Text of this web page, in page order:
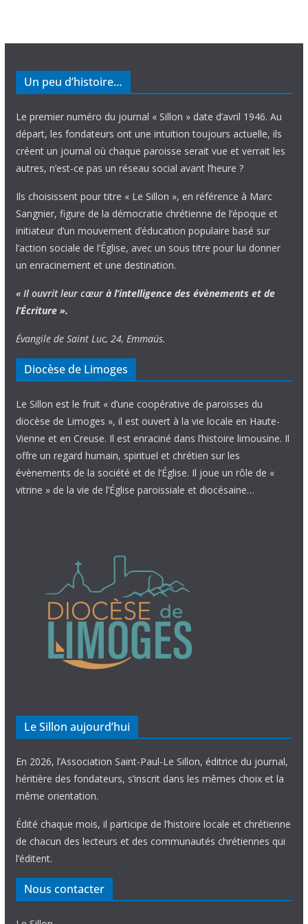
Un peu d’histoire…
Le premier numéro du journal « Sillon » date d’avril 1946. Au
départ, les fondateurs ont une intuition toujours actuelle, ils
créent un journal où chaque paroisse serait vue et verrait les
autres, n’est-ce pas un réseau social avant l’heure ?
Ils choisissent pour titre « Le Sillon », en référence à Marc
Sangnier, figure de la démocratie chrétienne de l’époque et
initiateur d’un mouvement d’éducation populaire basé sur
l’action sociale de l’Église, avec un sous titre pour lui donner
un enracinement et une destination.
« Il ouvrit leur cœur à l’intelligence des évènements et de
l’Écriture ».
Évangile de Saint Luc, 24, Emmaüs.
Diocèse de Limoges
Le Sillon est le fruit « d’une coopérative de paroisses du
diocèse de Limoges », il est ouvert à la vie locale en Haute-
Vienne et en Creuse. Il est enraciné dans l’histoire limousine. Il
offre un regard humain, spirituel et chrétien sur les
évènements de la société et de l’Église. Il joue un rôle de «
vitrine » de la vie de l’Église paroissiale et diocésaine…
Le Sillon aujourd’hui
En 2026, l’Association Saint-Paul-Le Sillon, éditrice du journal,
héritière des fondateurs, s’inscrit dans les mêmes choix et la
même orientation.
Édité chaque mois, il participe de l’histoire locale et chrétienne
de chacun des lecteurs et des communautés chrétiennes qui
l’éditent.
Nous contacter